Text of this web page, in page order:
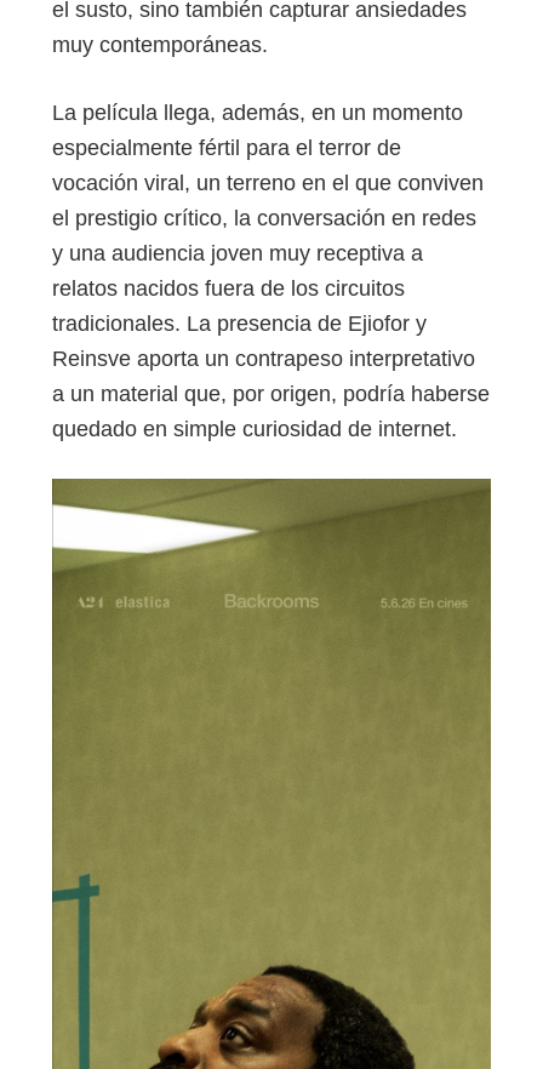
el susto, sino también capturar ansiedades
muy contemporáneas.
La película llega, además, en un momento
especialmente fértil para el terror de
vocación viral, un terreno en el que conviven
el prestigio crítico, la conversación en redes
y una audiencia joven muy receptiva a
relatos nacidos fuera de los circuitos
tradicionales. La presencia de Ejiofor y
Reinsve aporta un contrapeso interpretativo
a un material que, por origen, podría haberse
quedado en simple curiosidad de internet.